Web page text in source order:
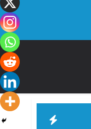
Congreso y calificó a